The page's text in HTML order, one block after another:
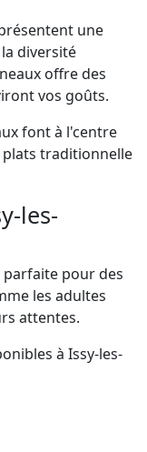
une
diversité
offre des
vos goûts.
font à l'centre
traditionnelle
les-
parfaite pour des
les adultes
attentes.
à Issy-les-